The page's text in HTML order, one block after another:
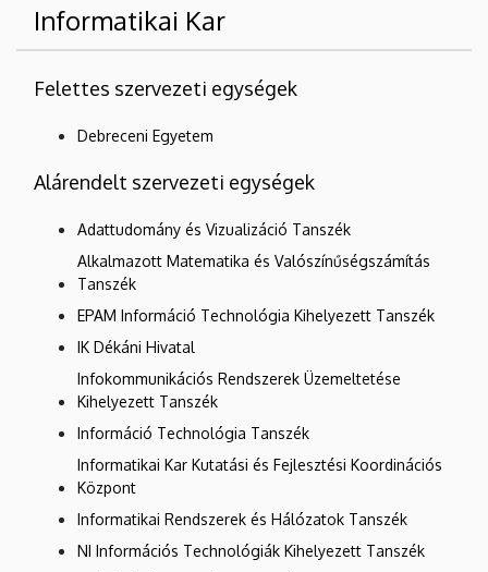
Informatikai Kar
Felettes szervezeti egységek
Debreceni Egyetem
Alárendelt szervezeti egységek
Adattudomány és Vizualizáció Tanszék
Alkalmazott Matematika és Valószínűségszámítás
Tanszék
EPAM Információ Technológia Kihelyezett Tanszék
IK Dékáni Hivatal
Infokommunikációs Rendszerek Üzemeltetése
Kihelyezett Tanszék
Információ Technológia Tanszék
Informatikai Kar Kutatási és Fejlesztési Koordinációs
Központ
Informatikai Rendszerek és Hálózatok Tanszék
NI Információs Technológiák Kihelyezett Tanszék